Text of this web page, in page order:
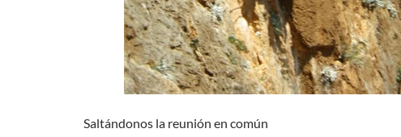
Saltándonos la reunión en común